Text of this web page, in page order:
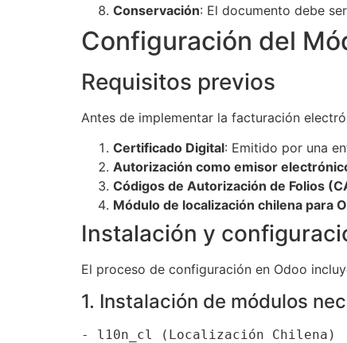
Conservación: El documento debe
Configuración del
Requisitos previos
Antes de implementar la facturación
Certificado Digital: Emitido por una
Autorización como emisor
Códigos de Autorización de Folios
Módulo de localización chilena para
Instalación y
El proceso de configuración en Odoo
1. Instalación de módulos
- l10n_cl (Localización Chilena)